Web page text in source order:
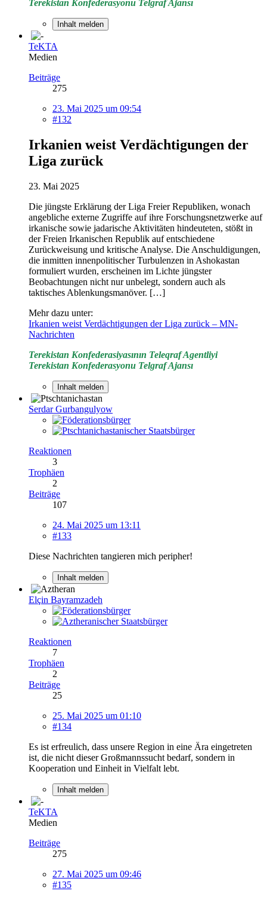
Terekistan Konfederasyonu Telgraf Ajansı
Inhalt melden
TeKTA
Medien
Beiträge
275
23. Mai 2025 um 09:54
#132
Irkanien weist Verdächtigungen der
Liga zurück
23. Mai 2025
Die jüngste Erklärung der Liga Freier Republiken, wonach
angebliche externe Zugriffe auf ihre Forschungsnetzwerke auf
irkanische sowie jadarische Aktivitäten hindeuteten, stößt in
der Freien Irkanischen Republik auf entschiedene
Zurückweisung und kritische Analyse. Die Anschuldigungen,
die inmitten innenpolitischer Turbulenzen in Ashokastan
formuliert wurden, erscheinen im Lichte jüngster
Beobachtungen nicht nur unbelegt, sondern auch als
taktisches Ablenkungsmanöver. […]
Mehr dazu unter:
Irkanien weist Verdächtigungen der Liga zurück – MN-
Nachrichten
Terekistan Konfederasiyasının Teleqraf Agentliyi
Terekistan Konfederasyonu Telgraf Ajansı
Inhalt melden
Serdar Gurbangulyow
Reaktionen
3
Trophäen
2
Beiträge
107
24. Mai 2025 um 13:11
#133
Diese Nachrichten tangieren mich peripher!
Inhalt melden
Elçin Bayramzadeh
Reaktionen
7
Trophäen
2
Beiträge
25
25. Mai 2025 um 01:10
#134
Es ist erfreulich, dass unsere Region in eine Ära eingetreten
ist, die nicht dieser Großmannssucht bedarf, sondern in
Kooperation und Einheit in Vielfalt lebt.
Inhalt melden
TeKTA
Medien
Beiträge
275
27. Mai 2025 um 09:46
#135